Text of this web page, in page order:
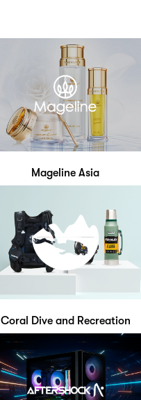
Mageline Asia
Coral Dive and Recreation